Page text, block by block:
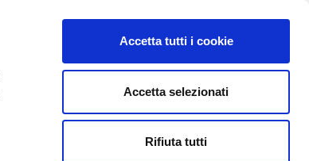
Accetta tutti i cookie
Accetta selezionati
Rifiuta tutti
ACCEDI E CONTATTACI